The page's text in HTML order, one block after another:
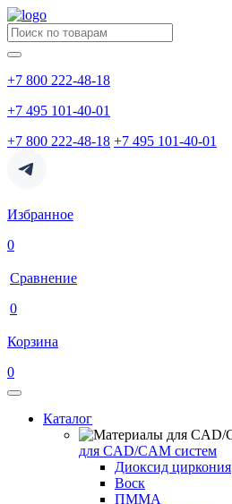
+7 800 222-48-18
+7 495 101-40-01
+7 800 222-48-18 +7 495 101-40-01
Избранное
0
Сравнение
0
Корзина
0
Каталог
для CAD/CAM систем
Диоксид циркония
Воск
ПММА